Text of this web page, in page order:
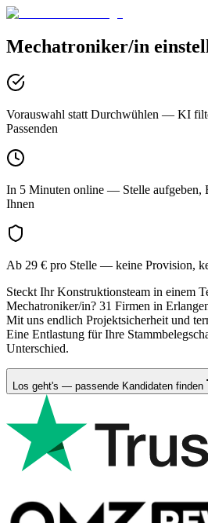
Mechatroniker/in
Vorauswahl statt Durchwühlen — KI
Passenden
In 5 Minuten online — Stelle aufgeben,
Ihnen
Ab 29 € pro Stelle — keine Provision,
Steckt Ihr Konstruktionsteam in einem
Mechatroniker/in? 31 Firmen in
Mit uns endlich Projektsicherheit und
Eine Entlastung für Ihre
Unterschied.
Los geht's — passende Kandidaten finden